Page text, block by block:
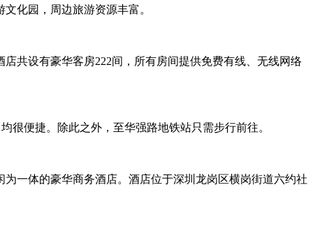
化园，周边旅游资源丰富。
共设有豪华客房222间，所有房间提供免费有线、无线网络
很便捷。除此之外，至华强路地铁站只需步行前往。
一体的豪华商务酒店。酒店位于深圳龙岗区横岗街道六约社